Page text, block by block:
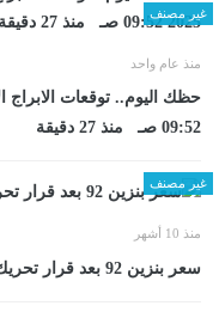
غير مصنف
منذ عام واحد
09:52 صـ منذ 27 دقيقة
غير مصنف
منذ 10 أشهر
سعر بنزين 92 بعد قرار تحريك أسعار المنتجات البترولية